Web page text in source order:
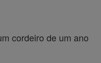
cordeiro de um ano